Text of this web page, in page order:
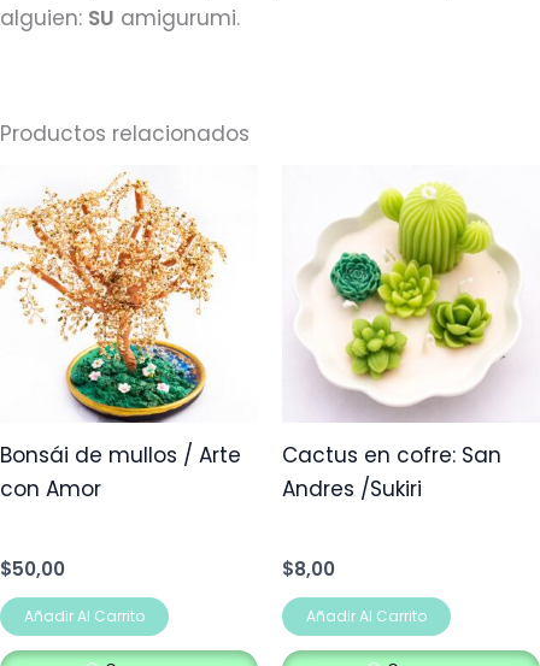
alguien: SU amigurumi.
Productos relacionados
Bonsái de mullos / Arte
con Amor
$50,00
Añadir Al Carrito
Cactus en cofre: San
Andres /Sukiri
$8,00
Añadir Al Carrito